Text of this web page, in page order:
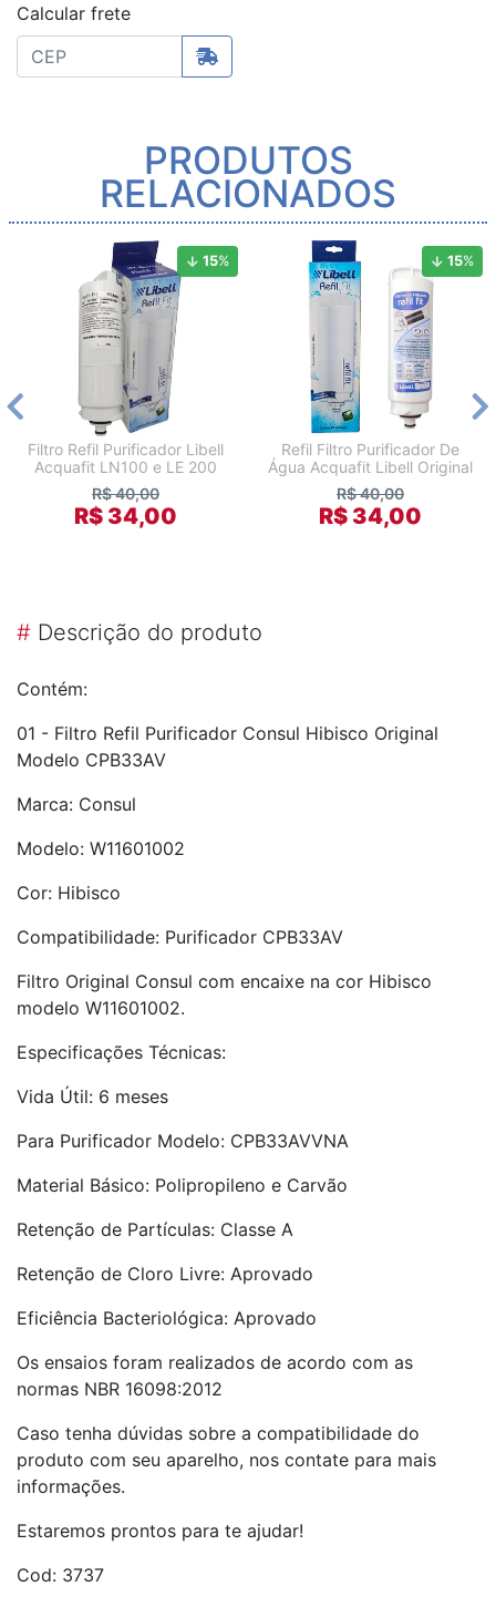
Calcular frete
PRODUTOS
RELACIONADOS
15%
Filtro Refil Purificador Libell
Acquafit LN100 e LE 200
R$ 40,00
R$ 34,00
15%
Refil Filtro Purificador De
Água Acquafit Libell Original
R$ 40,00
R$ 34,00
# Descrição do produto
Contém:
01 - Filtro Refil Purificador Consul Hibisco Original
Modelo CPB33AV
Marca: Consul
Modelo: W11601002
Cor: Hibisco
Compatibilidade: Purificador CPB33AV
Filtro Original Consul com encaixe na cor Hibisco
modelo W11601002.
Especificações Técnicas:
Vida Útil: 6 meses
Para Purificador Modelo: CPB33AVVNA
Material Básico: Polipropileno e Carvão
Retenção de Partículas: Classe A
Retenção de Cloro Livre: Aprovado
Eficiência Bacteriológica: Aprovado
Os ensaios foram realizados de acordo com as
normas NBR 16098:2012
Caso tenha dúvidas sobre a compatibilidade do
produto com seu aparelho, nos contate para mais
informações.
Estaremos prontos para te ajudar!
Cod: 3737